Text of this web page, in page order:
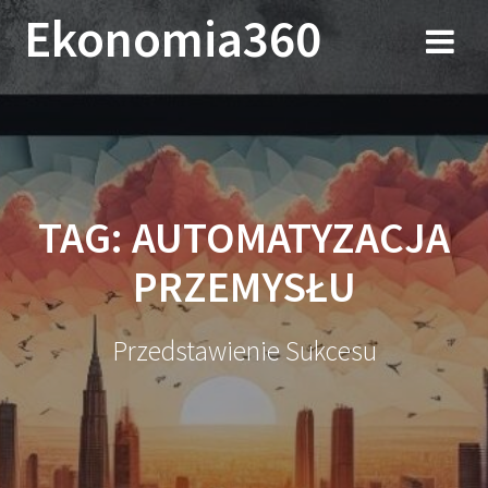
do
treści
Ekonomia360
TAG:AUTOMATYZACJA
PRZEMYSŁU
Przedstawienie Sukcesu